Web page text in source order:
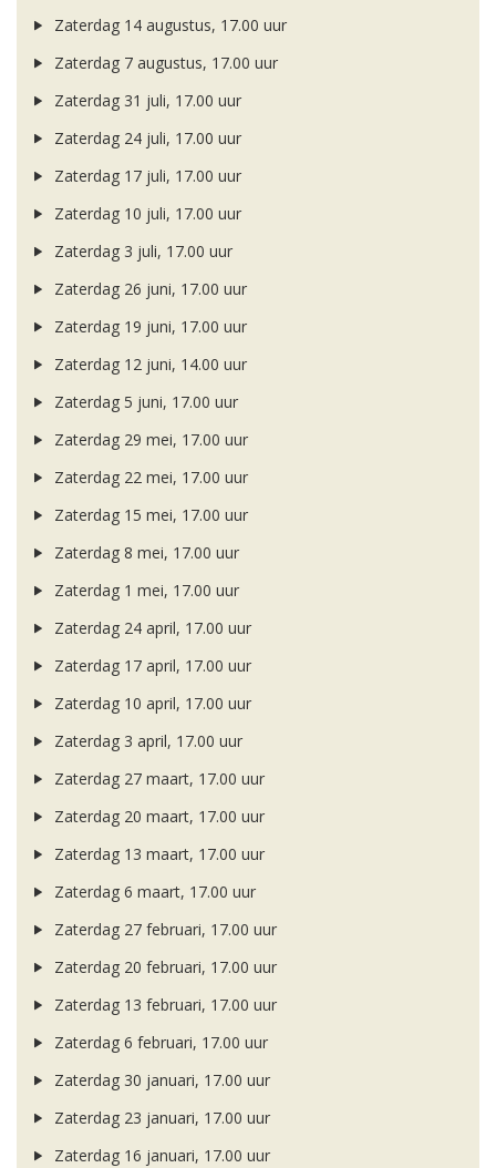
Zaterdag 14 augustus, 17.00 uur
Zaterdag 7 augustus, 17.00 uur
Zaterdag 31 juli, 17.00 uur
Zaterdag 24 juli, 17.00 uur
Zaterdag 17 juli, 17.00 uur
Zaterdag 10 juli, 17.00 uur
Zaterdag 3 juli, 17.00 uur
Zaterdag 26 juni, 17.00 uur
Zaterdag 19 juni, 17.00 uur
Zaterdag 12 juni, 14.00 uur
Zaterdag 5 juni, 17.00 uur
Zaterdag 29 mei, 17.00 uur
Zaterdag 22 mei, 17.00 uur
Zaterdag 15 mei, 17.00 uur
Zaterdag 8 mei, 17.00 uur
Zaterdag 1 mei, 17.00 uur
Zaterdag 24 april, 17.00 uur
Zaterdag 17 april, 17.00 uur
Zaterdag 10 april, 17.00 uur
Zaterdag 3 april, 17.00 uur
Zaterdag 27 maart, 17.00 uur
Zaterdag 20 maart, 17.00 uur
Zaterdag 13 maart, 17.00 uur
Zaterdag 6 maart, 17.00 uur
Zaterdag 27 februari, 17.00 uur
Zaterdag 20 februari, 17.00 uur
Zaterdag 13 februari, 17.00 uur
Zaterdag 6 februari, 17.00 uur
Zaterdag 30 januari, 17.00 uur
Zaterdag 23 januari, 17.00 uur
Zaterdag 16 januari, 17.00 uur